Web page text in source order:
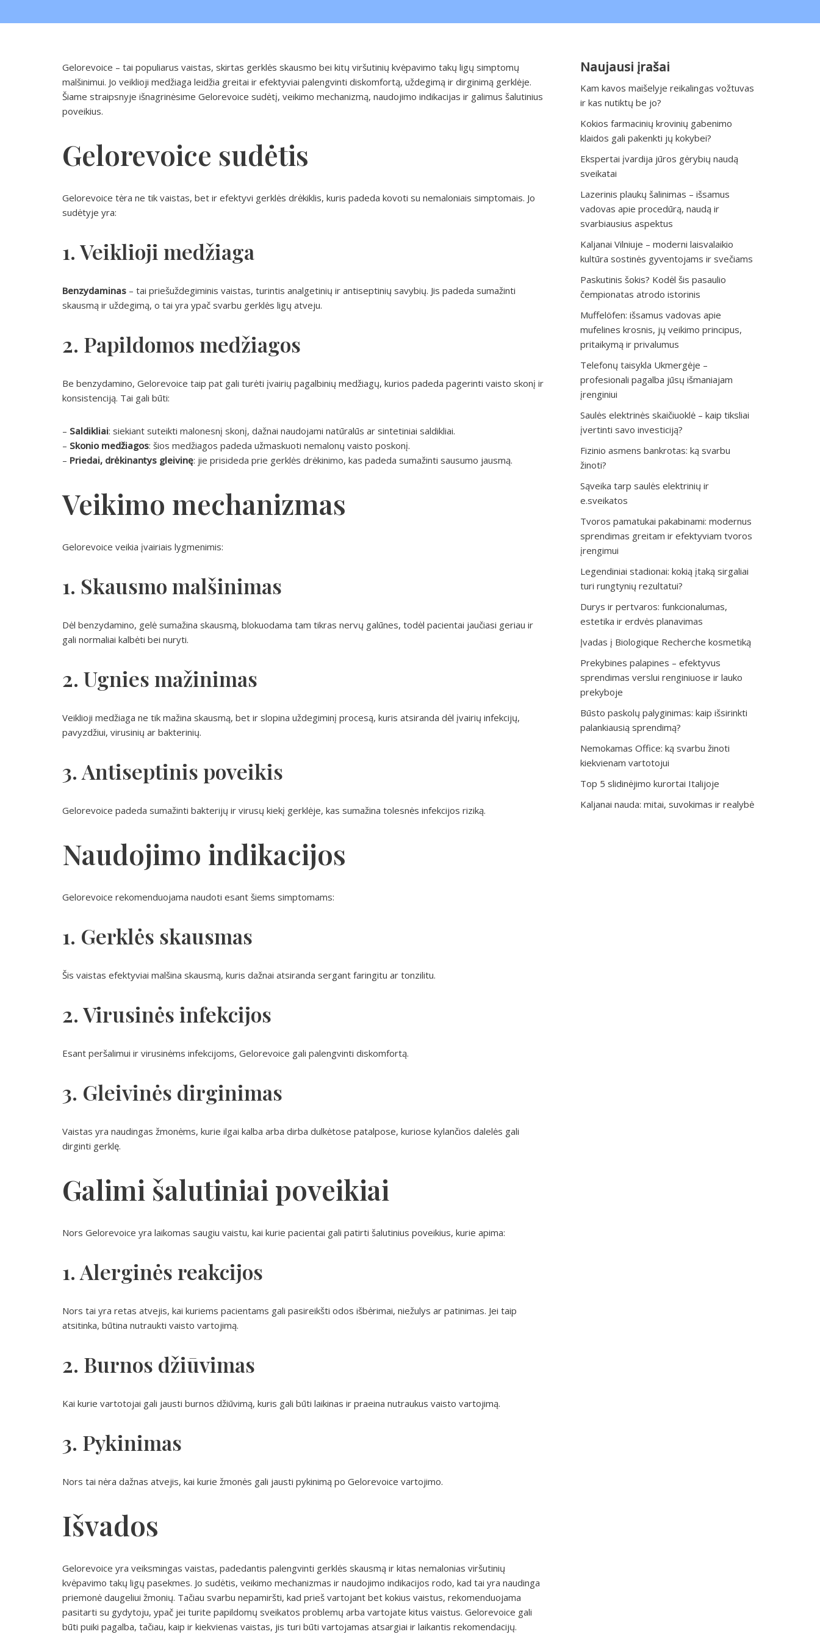
Gelorevoice – tai populiarus vaistas, skirtas gerklės skausmo bei kitų viršutinių kvėpavimo takų ligų simptomų
malšinimui. Jo veiklioji medžiaga leidžia greitai ir efektyviai palengvinti diskomfortą, uždegimą ir dirginimą gerklėje.
Šiame straipsnyje išnagrinėsime Gelorevoice sudėtį, veikimo mechanizmą, naudojimo indikacijas ir galimus šalutinius
poveikius.
Gelorevoice sudėtis
Gelorevoice tėra ne tik vaistas, bet ir efektyvi gerklės drėkiklis, kuris padeda kovoti su nemaloniais simptomais. Jo
sudėtyje yra:
1. Veiklioji medžiaga
Benzydaminas – tai priešuždegiminis vaistas, turintis analgetinių ir antiseptinių savybių. Jis padeda sumažinti
skausmą ir uždegimą, o tai yra ypač svarbu gerklės ligų atveju.
2. Papildomos medžiagos
Be benzydamino, Gelorevoice taip pat gali turėti įvairių pagalbinių medžiagų, kurios padeda pagerinti vaisto skonį ir
konsistenciją. Tai gali būti:
– Saldikliai: siekiant suteikti malonesnį skonį, dažnai naudojami natūralūs ar sintetiniai saldikliai.
– Skonio medžiagos: šios medžiagos padeda užmaskuoti nemalonų vaisto poskonį.
– Priedai, drėkinantys gleivinę: jie prisideda prie gerklės drėkinimo, kas padeda sumažinti sausumo jausmą.
Veikimo mechanizmas
Gelorevoice veikia įvairiais lygmenimis:
1. Skausmo malšinimas
Dėl benzydamino, gelė sumažina skausmą, blokuodama tam tikras nervų galūnes, todėl pacientai jaučiasi geriau ir
gali normaliai kalbėti bei nuryti.
2. Ugnies mažinimas
Veiklioji medžiaga ne tik mažina skausmą, bet ir slopina uždegiminį procesą, kuris atsiranda dėl įvairių infekcijų,
pavyzdžiui, virusinių ar bakterinių.
3. Antiseptinis poveikis
Gelorevoice padeda sumažinti bakterijų ir virusų kiekį gerklėje, kas sumažina tolesnės infekcijos riziką.
Naudojimo indikacijos
Gelorevoice rekomenduojama naudoti esant šiems simptomams:
1. Gerklės skausmas
Šis vaistas efektyviai malšina skausmą, kuris dažnai atsiranda sergant faringitu ar tonzilitu.
2. Virusinės infekcijos
Esant peršalimui ir virusinėms infekcijoms, Gelorevoice gali palengvinti diskomfortą.
3. Gleivinės dirginimas
Vaistas yra naudingas žmonėms, kurie ilgai kalba arba dirba dulkėtose patalpose, kuriose kylančios dalelės gali
dirginti gerklę.
Galimi šalutiniai poveikiai
Nors Gelorevoice yra laikomas saugiu vaistu, kai kurie pacientai gali patirti šalutinius poveikius, kurie apima:
1. Alerginės reakcijos
Nors tai yra retas atvejis, kai kuriems pacientams gali pasireikšti odos išbėrimai, niežulys ar patinimas. Jei taip
atsitinka, būtina nutraukti vaisto vartojimą.
2. Burnos džiūvimas
Kai kurie vartotojai gali jausti burnos džiūvimą, kuris gali būti laikinas ir praeina nutraukus vaisto vartojimą.
3. Pykinimas
Nors tai nėra dažnas atvejis, kai kurie žmonės gali jausti pykinimą po Gelorevoice vartojimo.
Išvados
Gelorevoice yra veiksmingas vaistas, padedantis palengvinti gerklės skausmą ir kitas nemalonias viršutinių
kvėpavimo takų ligų pasekmes. Jo sudėtis, veikimo mechanizmas ir naudojimo indikacijos rodo, kad tai yra naudinga
priemonė daugeliui žmonių. Tačiau svarbu nepamiršti, kad prieš vartojant bet kokius vaistus, rekomenduojama
pasitarti su gydytoju, ypač jei turite papildomų sveikatos problemų arba vartojate kitus vaistus. Gelorevoice gali
būti puiki pagalba, tačiau, kaip ir kiekvienas vaistas, jis turi būti vartojamas atsargiai ir laikantis rekomendacijų.
Naujausi įrašai
Kam kavos maišelyje reikalingas vožtuvas
ir kas nutiktų be jo?
Kokios farmacinių krovinių gabenimo
klaidos gali pakenkti jų kokybei?
Ekspertai įvardija jūros gėrybių naudą
sveikatai
Lazerinis plaukų šalinimas – išsamus
vadovas apie procedūrą, naudą ir
svarbiausius aspektus
Kaljanai Vilniuje – moderni laisvalaikio
kultūra sostinės gyventojams ir svečiams
Paskutinis šokis? Kodėl šis pasaulio
čempionatas atrodo istorinis
Muffelöfen: išsamus vadovas apie
mufelines krosnis, jų veikimo principus,
pritaikymą ir privalumus
Telefonų taisykla Ukmergėje –
profesionali pagalba jūsų išmaniajam
įrenginiui
Saulės elektrinės skaičiuoklė – kaip tiksliai
įvertinti savo investiciją?
Fizinio asmens bankrotas: ką svarbu
žinoti?
Sąveika tarp saulės elektrinių ir
e.sveikatos
Tvoros pamatukai pakabinami: modernus
sprendimas greitam ir efektyviam tvoros
įrengimui
Legendiniai stadionai: kokią įtaką sirgaliai
turi rungtynių rezultatui?
Durys ir pertvaros: funkcionalumas,
estetika ir erdvės planavimas
Įvadas į Biologique Recherche kosmetiką
Prekybines palapines – efektyvus
sprendimas verslui renginiuose ir lauko
prekyboje
Būsto paskolų palyginimas: kaip išsirinkti
palankiausią sprendimą?
Nemokamas Office: ką svarbu žinoti
kiekvienam vartotojui
Top 5 slidinėjimo kurortai Italijoje
Kaljanai nauda: mitai, suvokimas ir realybė